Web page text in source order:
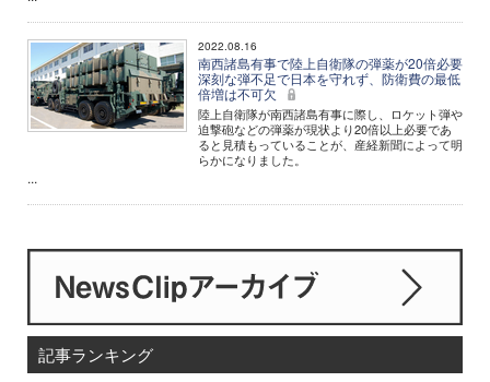
2022.08.16
南西諸島有事で陸上自衛隊の弾薬が20倍必要
深刻な弾不足で日本を守れず、防衛費の最低
倍増は不可欠
陸上自衛隊が南西諸島有事に際し、ロケット弾や
迫撃砲などの弾薬が現状より20倍以上必要であ
ると見積もっていることが、産経新聞によって明
らかになりました。
...
記事ランキング